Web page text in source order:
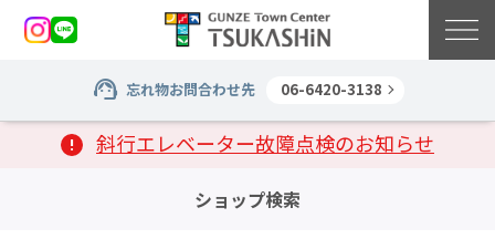
斜行エレベーター故障点検のお知らせ
忘れ物お問合わせ先 06-6420-3138
ショップ検索